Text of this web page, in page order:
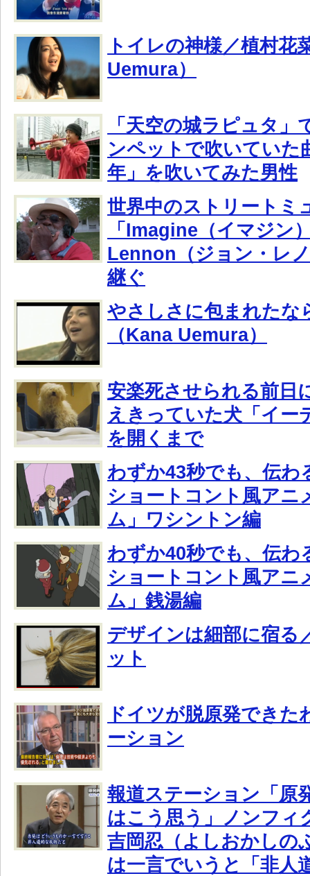
トイレの神様／植村花
Uemura）
「天空の城ラピュタ」
ンペットで吹いていた
年」を吹いてみた男性
世界中のストリートミ
「Imagine（イマジン
Lennon（ジョン・レ
継ぐ
やさしさに包まれたな
（Kana Uemura）
安楽死させられる前日
えきっていた犬「イー
を開くまで
わずか43秒でも、伝わ
ショートコント風アニ
ム」ワシントン編
わずか40秒でも、伝わ
ショートコント風アニ
ム」銭湯編
デザインは細部に宿る
ット
ドイツが脱原発できた
ーション
報道ステーション「原
はこう思う」ノンフィ
吉岡忍（よしおかしの
は一言でいうと「非人